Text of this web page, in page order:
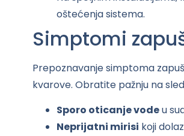
oštećenja sistema.
Simptomi
Prepoznavanje simptoma
kvarove. Obratite pažnju na
Sporo oticanje vodeu
Neprijatni mirisi koji